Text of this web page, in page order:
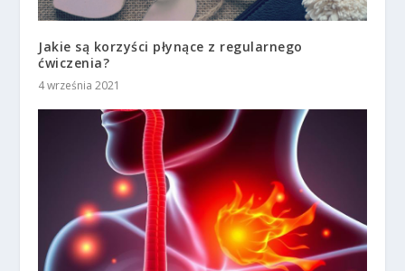
Jakie są korzyści płynące z regularnego
ćwiczenia?
4 września 2021